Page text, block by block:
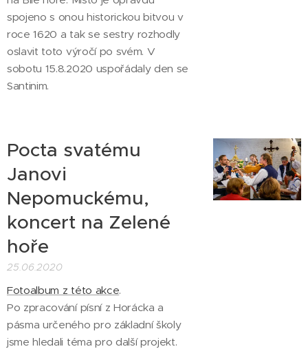
spojeno s onou historickou bitvou v
roce 1620 a tak se sestry rozhodly
oslavit toto výročí po svém. V
sobotu 15.8.2020 uspořádaly den se
Santinim.
Pocta svatému
Janovi
Nepomuckému,
koncert na Zelené
hoře
25.06.2020
Fotoalbum z této akce.
Po zpracování písní z Horácka a
pásma určeného pro základní školy
jsme hledali téma pro další projekt.